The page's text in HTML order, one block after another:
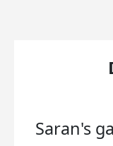
Saran's